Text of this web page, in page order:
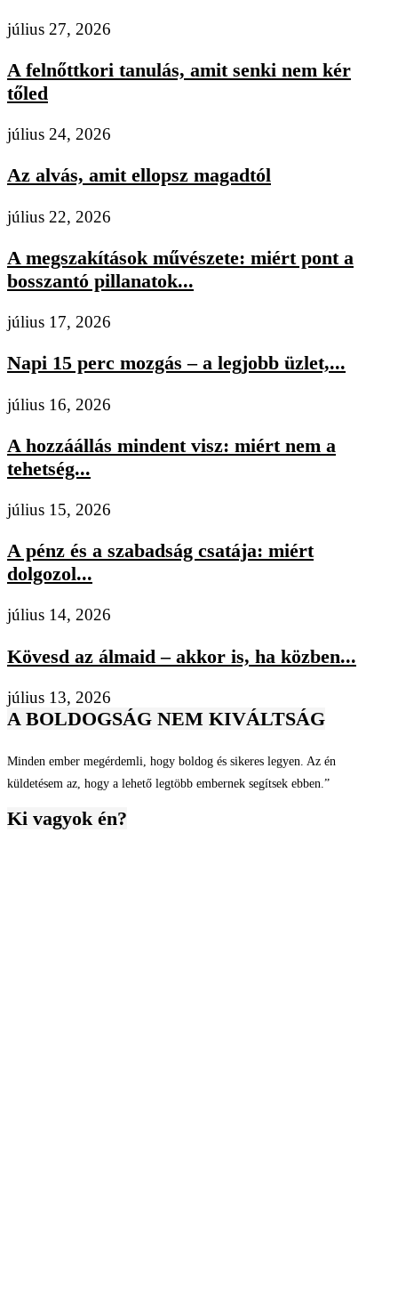
július 27, 2026
A felnőttkori tanulás, amit senki nem kér
tőled
július 24, 2026
Az alvás, amit ellopsz magadtól
július 22, 2026
A megszakítások művészete: miért pont a
bosszantó pillanatok...
július 17, 2026
Napi 15 perc mozgás – a legjobb üzlet,...
július 16, 2026
A hozzáállás mindent visz: miért nem a
tehetség...
július 15, 2026
A pénz és a szabadság csatája: miért
dolgozol...
július 14, 2026
Kövesd az álmaid – akkor is, ha közben...
július 13, 2026
A BOLDOGSÁG NEM KIVÁLTSÁG
Minden ember megérdemli, hogy boldog és sikeres legyen. Az én
küldetésem az, hogy a lehető legtöbb embernek segítsek ebben.”
Ki vagyok én?